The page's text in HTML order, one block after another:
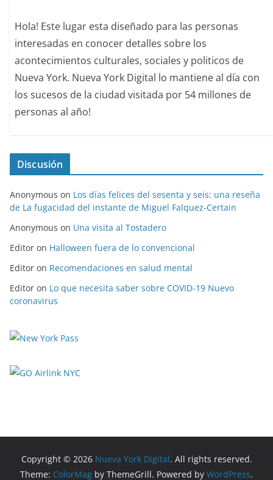
Hola! Este lugar esta diseñado para las personas
interesadas en conocer detalles sobre los
acontecimientos culturales, sociales y politicos de
Nueva York. Nueva York Digital lo mantiene al día con
los sucesos de la ciudad visitada por 54 millones de
personas al año!
Discusión
Anonymous on Los días felices del sesenta y seis: una reseña
de La fugacidad del instante de Miguel Falquez-Certain
Anonymous on Una visita al Tostadero
Editor on Halloween fuera de lo convencional
Editor on Recomendaciones en salud mental
Editor on Lo que necesita saber sobre COVID-19 Nuevo
coronavirus
Copyright © 2026 Nueva York Digital. All rights reserved.
Theme: ColorMag by ThemeGrill. Powered by WordPress.